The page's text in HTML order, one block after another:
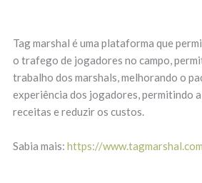
Tag marshal é uma plataforma que
o trafego de jogadores no campo,
trabalho dos marshals, melhorando o
experiência dos jogadores, permitindo
receitas e reduzir os custos.
Sabia mais: https://